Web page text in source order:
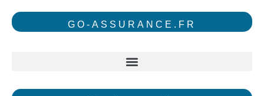
GO-ASSURANCE.FR